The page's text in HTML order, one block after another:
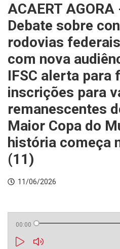
INTEGRIDADE
ACAERT
Debate sobre
rodovias
com nova
IFSC alerta para
inscrições para
remanescentes
Maior Copa do
história começa
(11)
11/06/2026
00:00